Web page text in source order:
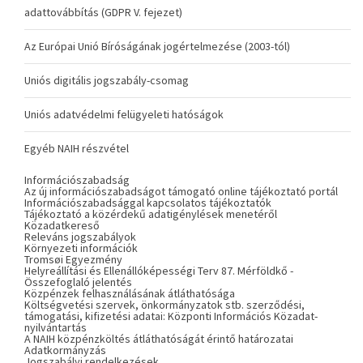
adattovábbítás (GDPR V. fejezet)
Az Európai Unió Bíróságának jogértelmezése (2003-tól)
Uniós digitális jogszabály-csomag
Uniós adatvédelmi felügyeleti hatóságok
Egyéb NAIH részvétel
Információszabadság
Az új információszabadságot támogató online tájékoztató portál
Információszabadsággal kapcsolatos tájékoztatók
Tájékoztató a közérdekű adatigénylések menetéről
Közadatkereső
Releváns jogszabályok
Környezeti információk
Tromsøi Egyezmény
Helyreállítási és Ellenállóképességi Terv 87. Mérföldkő -
Összefoglaló jelentés
Közpénzek felhasználásának átláthatósága
Költségvetési szervek, önkormányzatok stb. szerződési,
támogatási, kifizetési adatai: Központi Információs Közadat-
nyilvántartás
A NAIH közpénzköltés átláthatóságát érintő határozatai
Adatkormányzás